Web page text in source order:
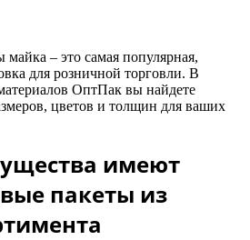
– это самая популярная,
для розничной торговли. В
ОптПак вы найдете
цветов и толщин для ваших
имеют
пакеты из